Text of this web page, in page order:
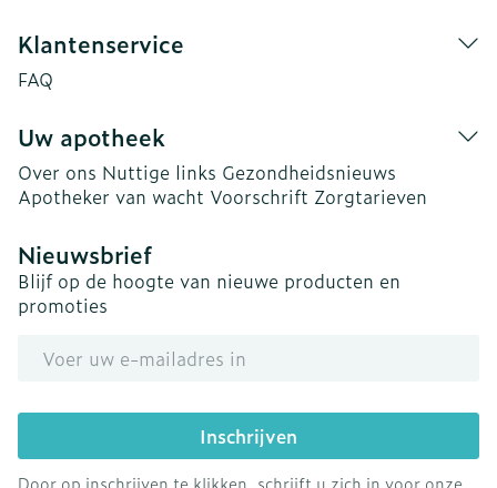
Klantenservice
FAQ
Uw apotheek
Over ons Nuttige links Gezondheidsnieuws
Apotheker van wacht Voorschrift Zorgtarieven
Nieuwsbrief
Blijf op de hoogte van nieuwe producten en
promoties
Inschrijven
Door op inschrijven te klikken, schrijft u zich in voor onze